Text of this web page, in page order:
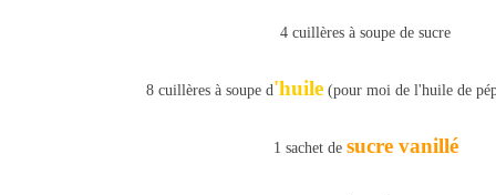
4 cuillères à soupe de sucre
8 cuillères à soupe d'huile (pour moi de l'huile de
1 sachet de sucre vanillé